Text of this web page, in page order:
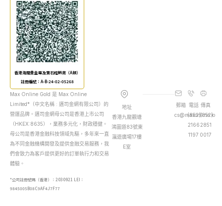
香港海關貴金屬及寶石經銷商（A類）
註冊編號：A-B-24-02-05268
Max Online Gold 是 Max Online
Limited*（中文名稱 : 邁司金網有限公司）的
營運品牌。邁司金網母公司是香港上市公司
（HKEX:8635），業務多元化，財政穩健。
母公司是香港金融科技領域先驅，多年來一直
為不同金融機構開發及提供金融交易服務，我
們會致力為客戶提供更好的訂單執行力和交易
體驗。
*公司註冊號碼（香港）：2030921 LEI：
9845005B08C9AF4J7F77
地址
香港九龍觀塘
鴻圖道83號東
瀛遊廣場17樓
E室
郵箱
cs@maxonline.io
電話
(852)
2166
1197
傳真
(852)
2851
0017